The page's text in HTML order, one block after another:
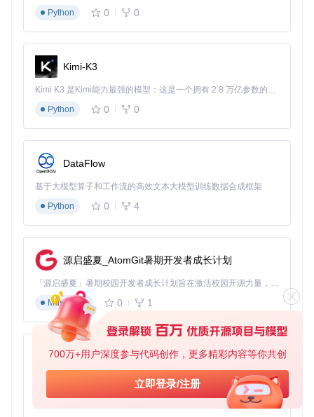
700万+用户深度参与代码创作，更多精彩内容等你共创
立即登录/注册
果你在日常工作中依赖 Protobuf，那么这个项目绝对值得尝
Python
0 0
Kimi-K3
Kimi K3 是Kimi能力最强的模型：这是一个拥有 2.8 万亿参数的混合专家（MoE）模型，具备原生视觉理解能力，并支持 100 万 token 的上下文窗口。
Python
0 0
DataFlow
基于大模型算子和工作流的高效文本大模型训练数据合成框架
Python
0 4
源启盛夏_AtomGit暑期开发者成长计划
「源启盛夏」暑期校园开发者成长计划旨在激活校园开源力量，通过积分激励、认证扶持、资源倾斜等形式，引导高校组织和开发者完成「入驻 — 建项目 — 做贡献 — 获认证 — 得资源」的完整闭环。无论你是想带领社团入驻平台的组织者，还是希望用代码贡献证明自己的开发者，都能在这里找到属于你的成长路径。
Markdown
0 1
py-xiaozhi
基于Python的Xiaozhi AI，适用于想要完整Xiaozhi体验而无需拥有专用硬件的用户。
Python
0 1